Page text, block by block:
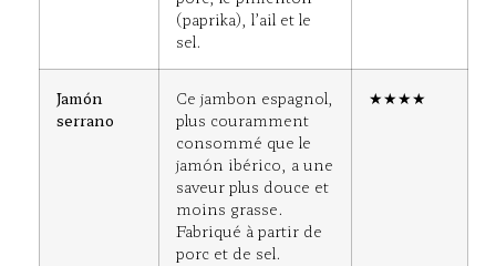
(paprika), l’ail et le
sel.
Jamón
serrano
Ce jambon espagnol,
plus couramment
consommé que le
jamón ibérico, a une
saveur plus douce et
moins grasse.
Fabriqué à partir de
porc et de sel.
★★★★